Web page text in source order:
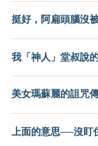
挺好，阿扁頭腦沒
我「神人」堂叔說
美女瑪蘇麗的詛咒
上面的意思──沒盯